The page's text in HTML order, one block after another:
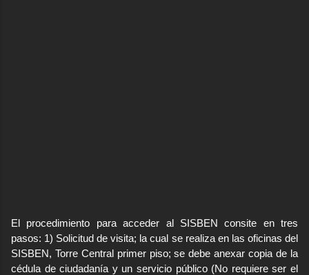
El procedimiento para acceder al SISBEN consite en tres
pasos: 1) Solicitud de visita; la cual se realiza en las oficinas del
SISBEN, Torre Central primer piso; se debe anexar copia de la
cédula de ciudadanía y un servicio público (No requiere ser el